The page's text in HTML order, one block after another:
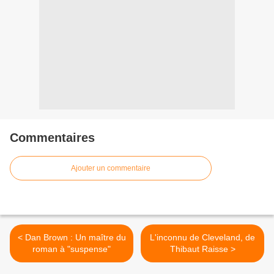
Commentaires
Ajouter un commentaire
< Dan Brown : Un maître du
roman à "suspense"
L'inconnu de Cleveland, de
Thibaut Raisse >